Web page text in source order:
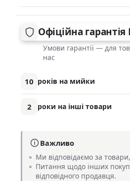
Офіційна гарантія
Умови гарантії — для
нас
10 років на мийки
2 роки на інші товари
Важливо
Ми відповідаємо за
Питання щодо інших
відповідного продавця.